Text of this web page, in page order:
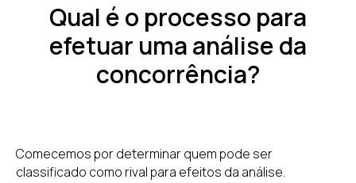
Qual é o processo para
efetuar uma análise da
concorrência?
Comecemos por determinar quem pode ser
classificado como rival para efeitos da análise.